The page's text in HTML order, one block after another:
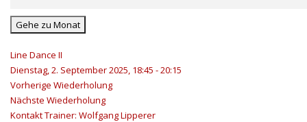
Gehe zu Monat
Line Dance II
Dienstag, 2. September 2025, 18:45 - 20:15
Vorherige Wiederholung
Nächste Wiederholung
KontaktTrainer: Wolfgang Lipperer